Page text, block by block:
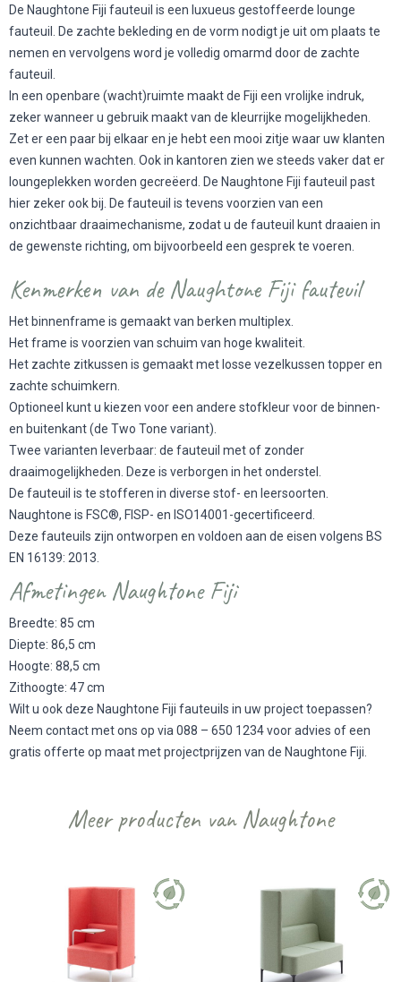
De Naughtone Fiji fauteuil is een luxueus gestoffeerde lounge
fauteuil. De zachte bekleding en de vorm nodigt je uit om plaats te
nemen en vervolgens word je volledig omarmd door de zachte
fauteuil.
In een openbare (wacht)ruimte maakt de Fiji een vrolijke indruk,
zeker wanneer u gebruik maakt van de kleurrijke mogelijkheden.
Zet er een paar bij elkaar en je hebt een mooi zitje waar uw klanten
even kunnen wachten. Ook in kantoren zien we steeds vaker dat er
loungeplekken worden gecreëerd. De Naughtone Fiji fauteuil past
hier zeker ook bij. De fauteuil is tevens voorzien van een
onzichtbaar draaimechanisme, zodat u de fauteuil kunt draaien in
de gewenste richting, om bijvoorbeeld een gesprek te voeren.
Kenmerken van de Naughtone Fiji fauteuil
Het binnenframe is gemaakt van berken multiplex.
Het frame is voorzien van schuim van hoge kwaliteit.
Het zachte zitkussen is gemaakt met losse vezelkussen topper en
zachte schuimkern.
Optioneel kunt u kiezen voor een andere stofkleur voor de binnen-
en buitenkant (de Two Tone variant).
Twee varianten leverbaar: de fauteuil met of zonder
draaimogelijkheden. Deze is verborgen in het onderstel.
De fauteuil is te stofferen in diverse stof- en leersoorten.
Naughtone is FSC®, FISP- en ISO14001-gecertificeerd.
Deze fauteuils zijn ontworpen en voldoen aan de eisen volgens BS
EN 16139: 2013.
Afmetingen Naughtone Fiji
Breedte: 85 cm
Diepte: 86,5 cm
Hoogte: 88,5 cm
Zithoogte: 47 cm
Wilt u ook deze Naughtone Fiji fauteuils in uw project toepassen?
Neem contact met ons op via 088 – 650 1234 voor advies of een
gratis offerte op maat met projectprijzen van de Naughtone Fiji.
Meer producten van Naughtone